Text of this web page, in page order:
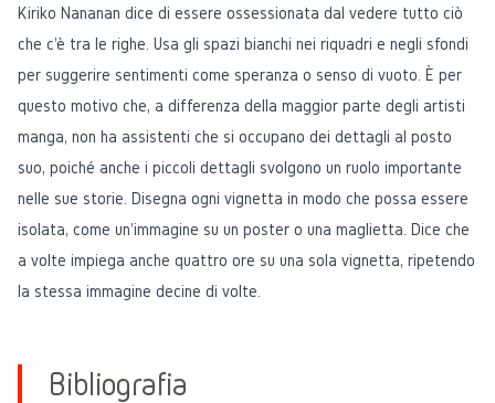
Kiriko Nananan dice di essere ossessionata dal vedere tutto ciò
che c'è tra le righe. Usa gli spazi bianchi nei riquadri e negli sfondi
per suggerire sentimenti come speranza o senso di vuoto. È per
questo motivo che, a differenza della maggior parte degli artisti
manga, non ha assistenti che si occupano dei dettagli al posto
suo, poiché anche i piccoli dettagli svolgono un ruolo importante
nelle sue storie. Disegna ogni vignetta in modo che possa essere
isolata, come un'immagine su un poster o una maglietta. Dice che
a volte impiega anche quattro ore su una sola vignetta, ripetendo
la stessa immagine decine di volte.
Bibliografia